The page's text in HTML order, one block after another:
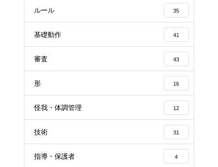
ルール 35
基礎動作 41
審査 43
形 16
怪我・体調管理 12
技術 31
指導・保護者 4